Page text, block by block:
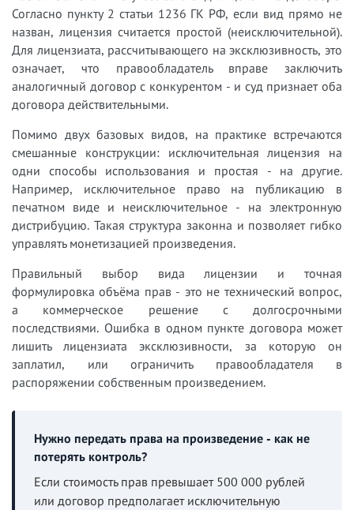
Согласно пункту 2 статьи 1236 ГК РФ, если вид прямо не
назван, лицензия считается простой (неисключительной).
Для лицензиата, рассчитывающего на эксклюзивность, это
означает, что правообладатель вправе заключить
аналогичный договор с конкурентом - и суд признает оба
договора действительными.
Помимо двух базовых видов, на практике встречаются
смешанные конструкции: исключительная лицензия на
одни способы использования и простая - на другие.
Например, исключительное право на публикацию в
печатном виде и неисключительное - на электронную
дистрибуцию. Такая структура законна и позволяет гибко
управлять монетизацией произведения.
Правильный выбор вида лицензии и точная
формулировка объёма прав - это не технический вопрос,
а коммерческое решение с долгосрочными
последствиями. Ошибка в одном пункте договора может
лишить лицензиата эксклюзивности, за которую он
заплатил, или ограничить правообладателя в
распоряжении собственным произведением.
Нужно передать права на произведение - как не
потерять контроль?
Если стоимость прав превышает 500 000 рублей
или договор предполагает исключительную